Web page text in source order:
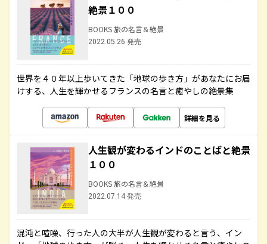
絶景１００
BOOKS 旅の名言＆絶景
2022.05.26 発売
世界を４０年以上歩いてきた「地球の歩き方」があなたにお届
けする、人生を輝かせるフランスの名言と癒やしの絶景集
詳細を見る
人生観が変わるインドのことばと絶景
１００
BOOKS 旅の名言＆絶景
2022.07.14 発売
混沌と喧噪、行った人の大半が人生観が変わると言う、イン